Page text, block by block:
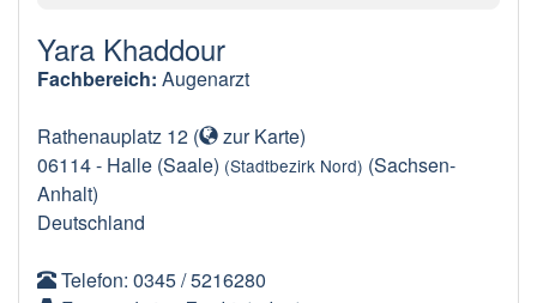
Yara Khaddour
Fachbereich: Augenarzt
Rathenauplatz 12 ( zur Karte)
06114- Halle (Saale) (Stadtbezirk Nord) (Sachsen-
Anhalt)
Deutschland
Telefon: 0345 / 5216280